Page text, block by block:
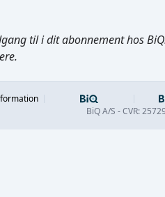
til i dit abonnement hos
BiQ A/S - CVR: